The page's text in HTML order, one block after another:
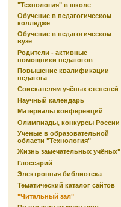
"Технология" в школе
Обучение в педагогическом
колледже
Обучение в педагогическом
вузе
Родители - активные
помощники педагогов
Повышение квалификации
педагога
Соискателям учёных степеней
Научный календарь
Материалы конференций
Олимпиады, конкурсы России
Ученые в образовательной
области "Технология"
Жизнь замечательных учёных"
Глоссарий
Электронная библиотека
Тематический каталог сайтов
"Читальный зал"